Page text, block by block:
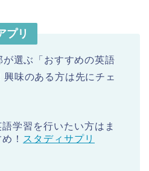
プリ
選ぶ「おすすめの英語
味のある方は先にチェ
学習を行いたい方はま
！ スタディサプリ